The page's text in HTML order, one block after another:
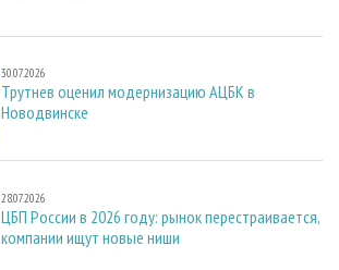
30.07.2026
Трутнев оценил модернизацию АЦБК в
Новодвинске
28.07.2026
ЦБП России в 2026 году: рынок перестраивается,
компании ищут новые ниши